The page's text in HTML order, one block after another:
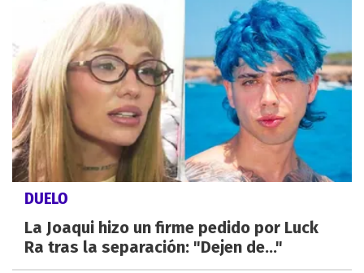
DUELO
La Joaqui hizo un firme pedido por Luck
Ra tras la separación: "Dejen de..."